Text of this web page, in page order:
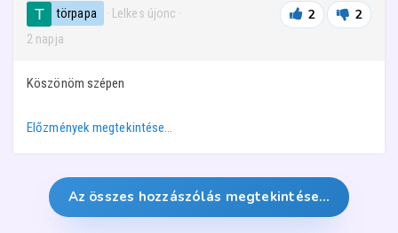
törpapa · Lelkes újonc ·
2 napja
2 2
Köszönöm szépen
Előzmények megtekintése…
Az összes hozzászólás megtekintése…